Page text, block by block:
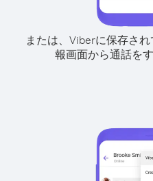
または、Viberに保存さ
報画面から通話を